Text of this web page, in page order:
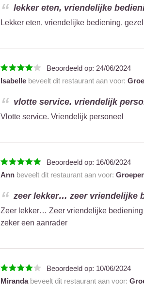
lekker eten, vriendelijke
Lekker eten, vriendelijke bediening,
Beoordeeld op: 24/06/2024
Isabellebeveelt dit restaurant aan voor:
vlotte service. vriendelijk
Vlotte service. Vriendelijk personeel
Beoordeeld op: 16/06/2024
Annbeveelt dit restaurant aan voor:
zeer lekker… zeer vriendelijke
Zeer lekker… Zeer vriendelijke
zeker een aanrader
Beoordeeld op: 10/06/2024
Mirandabeveelt dit restaurant aan voor: